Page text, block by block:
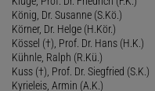
König, Dr. Susanne (S.Kö.)
Körner, Dr. Helge (H.Kör.)
Kössel (†), Prof. Dr. Hans (H.K.)
Kühnle, Ralph (R.Kü.)
Kuss (†), Prof. Dr. Siegfried (S.K.)
Kyrieleis, Armin (A.K.)